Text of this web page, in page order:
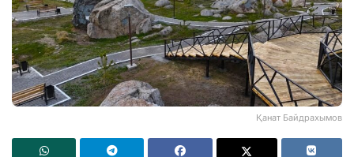
Қанат Байдрахымов